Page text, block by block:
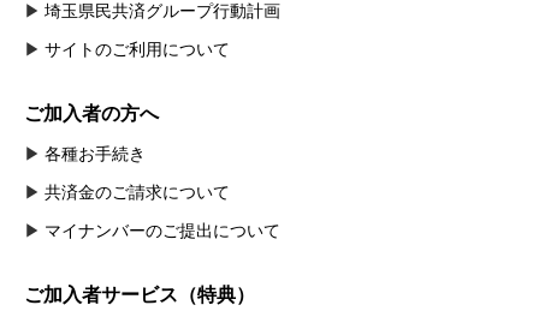
埼玉県民共済グループ行動計画
サイトのご利用について
ご加入者の方へ
各種お手続き
共済金のご請求について
マイナンバーのご提出について
ご加入者サービス（特典）